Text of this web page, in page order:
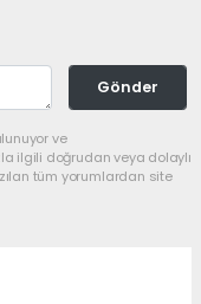
Gönder
ve
ilgili doğrudan veya dolaylı
tüm yorumlardan site